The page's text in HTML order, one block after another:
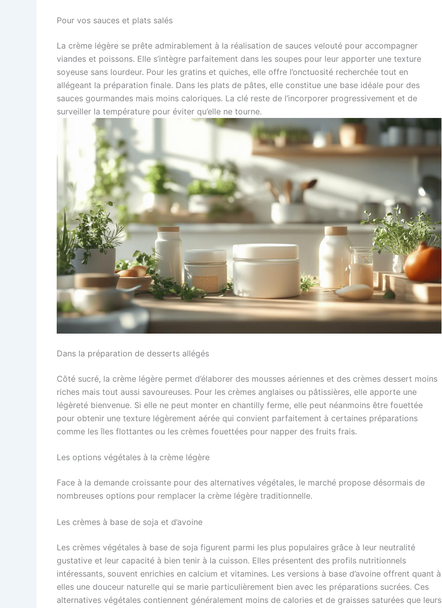
Pour vos sauces et plats salés
La crème légère se prête admirablement à la réalisation de sauces velouté pour accompagner
viandes et poissons. Elle s’intègre parfaitement dans les soupes pour leur apporter une texture
soyeuse sans lourdeur. Pour les gratins et quiches, elle offre l’onctuosité recherchée tout en
allégeant la préparation finale. Dans les plats de pâtes, elle constitue une base idéale pour des
sauces gourmandes mais moins caloriques. La clé reste de l’incorporer progressivement et de
surveiller la température pour éviter qu’elle ne tourne.
Dans la préparation de desserts allégés
Côté sucré, la crème légère permet d’élaborer des mousses aériennes et des crèmes dessert moins
riches mais tout aussi savoureuses. Pour les crèmes anglaises ou pâtissières, elle apporte une
légèreté bienvenue. Si elle ne peut monter en chantilly ferme, elle peut néanmoins être fouettée
pour obtenir une texture légèrement aérée qui convient parfaitement à certaines préparations
comme les îles flottantes ou les crèmes fouettées pour napper des fruits frais.
Les options végétales à la crème légère
Face à la demande croissante pour des alternatives végétales, le marché propose désormais de
nombreuses options pour remplacer la crème légère traditionnelle.
Les crèmes à base de soja et d’avoine
Les crèmes végétales à base de soja figurent parmi les plus populaires grâce à leur neutralité
gustative et leur capacité à bien tenir à la cuisson. Elles présentent des profils nutritionnels
intéressants, souvent enrichies en calcium et vitamines. Les versions à base d’avoine offrent quant à
elles une douceur naturelle qui se marie particulièrement bien avec les préparations sucrées. Ces
alternatives végétales contiennent généralement moins de calories et de graisses saturées que leurs